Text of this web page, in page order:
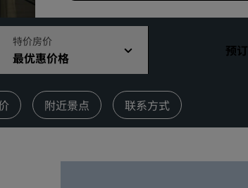
了解丽赏会
预订人员和策划人员
特价房价
最优惠价格 预订
附近景点 联系方式